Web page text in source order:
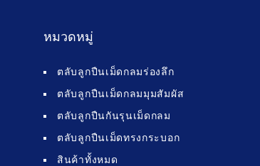
หมวดหมู่
ตลับลูกปืนเม็ดกลมร่องลึก
ตลับลูกปืนเม็ดกลมมุมสัมผัส
ตลับลูกปืนกันรุนเม็ดกลม
ตลับลูกปืนเม็ดทรงกระบอก
สินค้าทั้งหมด